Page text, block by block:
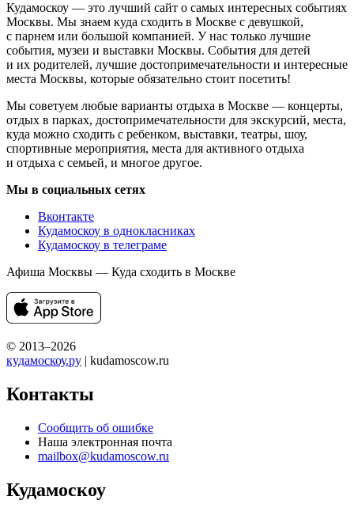
Кудамоскоу — это лучший сайт о самых интересных событиях
Москвы. Мы знаем куда сходить в Москве с девушкой,
с парнем или большой компанией. У нас только лучшие
события, музеи и выставки Москвы. События для детей
и их родителей, лучшие достопримечательности и интересные
места Москвы, которые обязательно стоит посетить!
Мы советуем любые варианты отдыха в Москве — концерты,
отдых в парках, достопримечательности для экскурсий, места,
куда можно сходить с ребенком, выставки, театры, шоу,
спортивные мероприятия, места для активного отдыха
и отдыха с семьей, и многое другое.
Мы в социальных сетях
Вконтакте
Кудамоскоу в однокласниках
Кудамоскоу в телеграме
Афиша Москвы — Куда сходить в Москве
© 2013–2026
кудамоскоу.ру | kudamoscow.ru
Контакты
Сообщить об ошибке
Наша электронная почта
mailbox@kudamoscow.ru
Кудамоскоу